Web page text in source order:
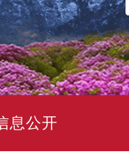
息公开